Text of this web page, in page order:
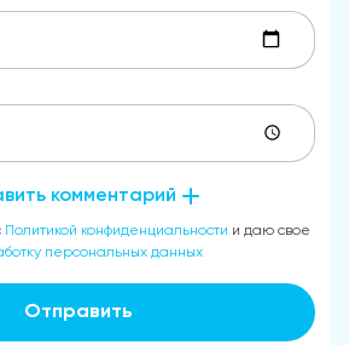
комментарий
Политикой конфиденциальности и даю свое
персональных данных
Отправить